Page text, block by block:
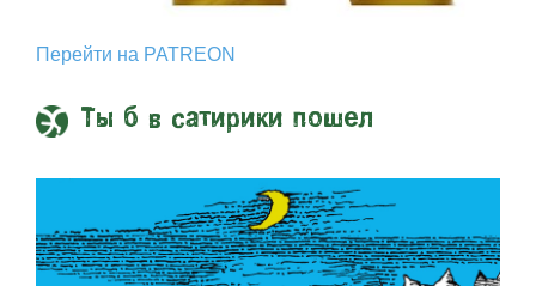
Перейти на PATREON
Ты б в сатирики пошел